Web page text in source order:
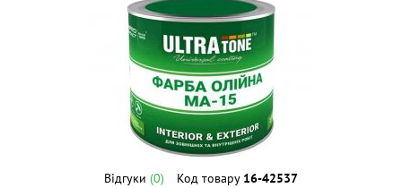
Відгуки (0) Код товару 16-42537